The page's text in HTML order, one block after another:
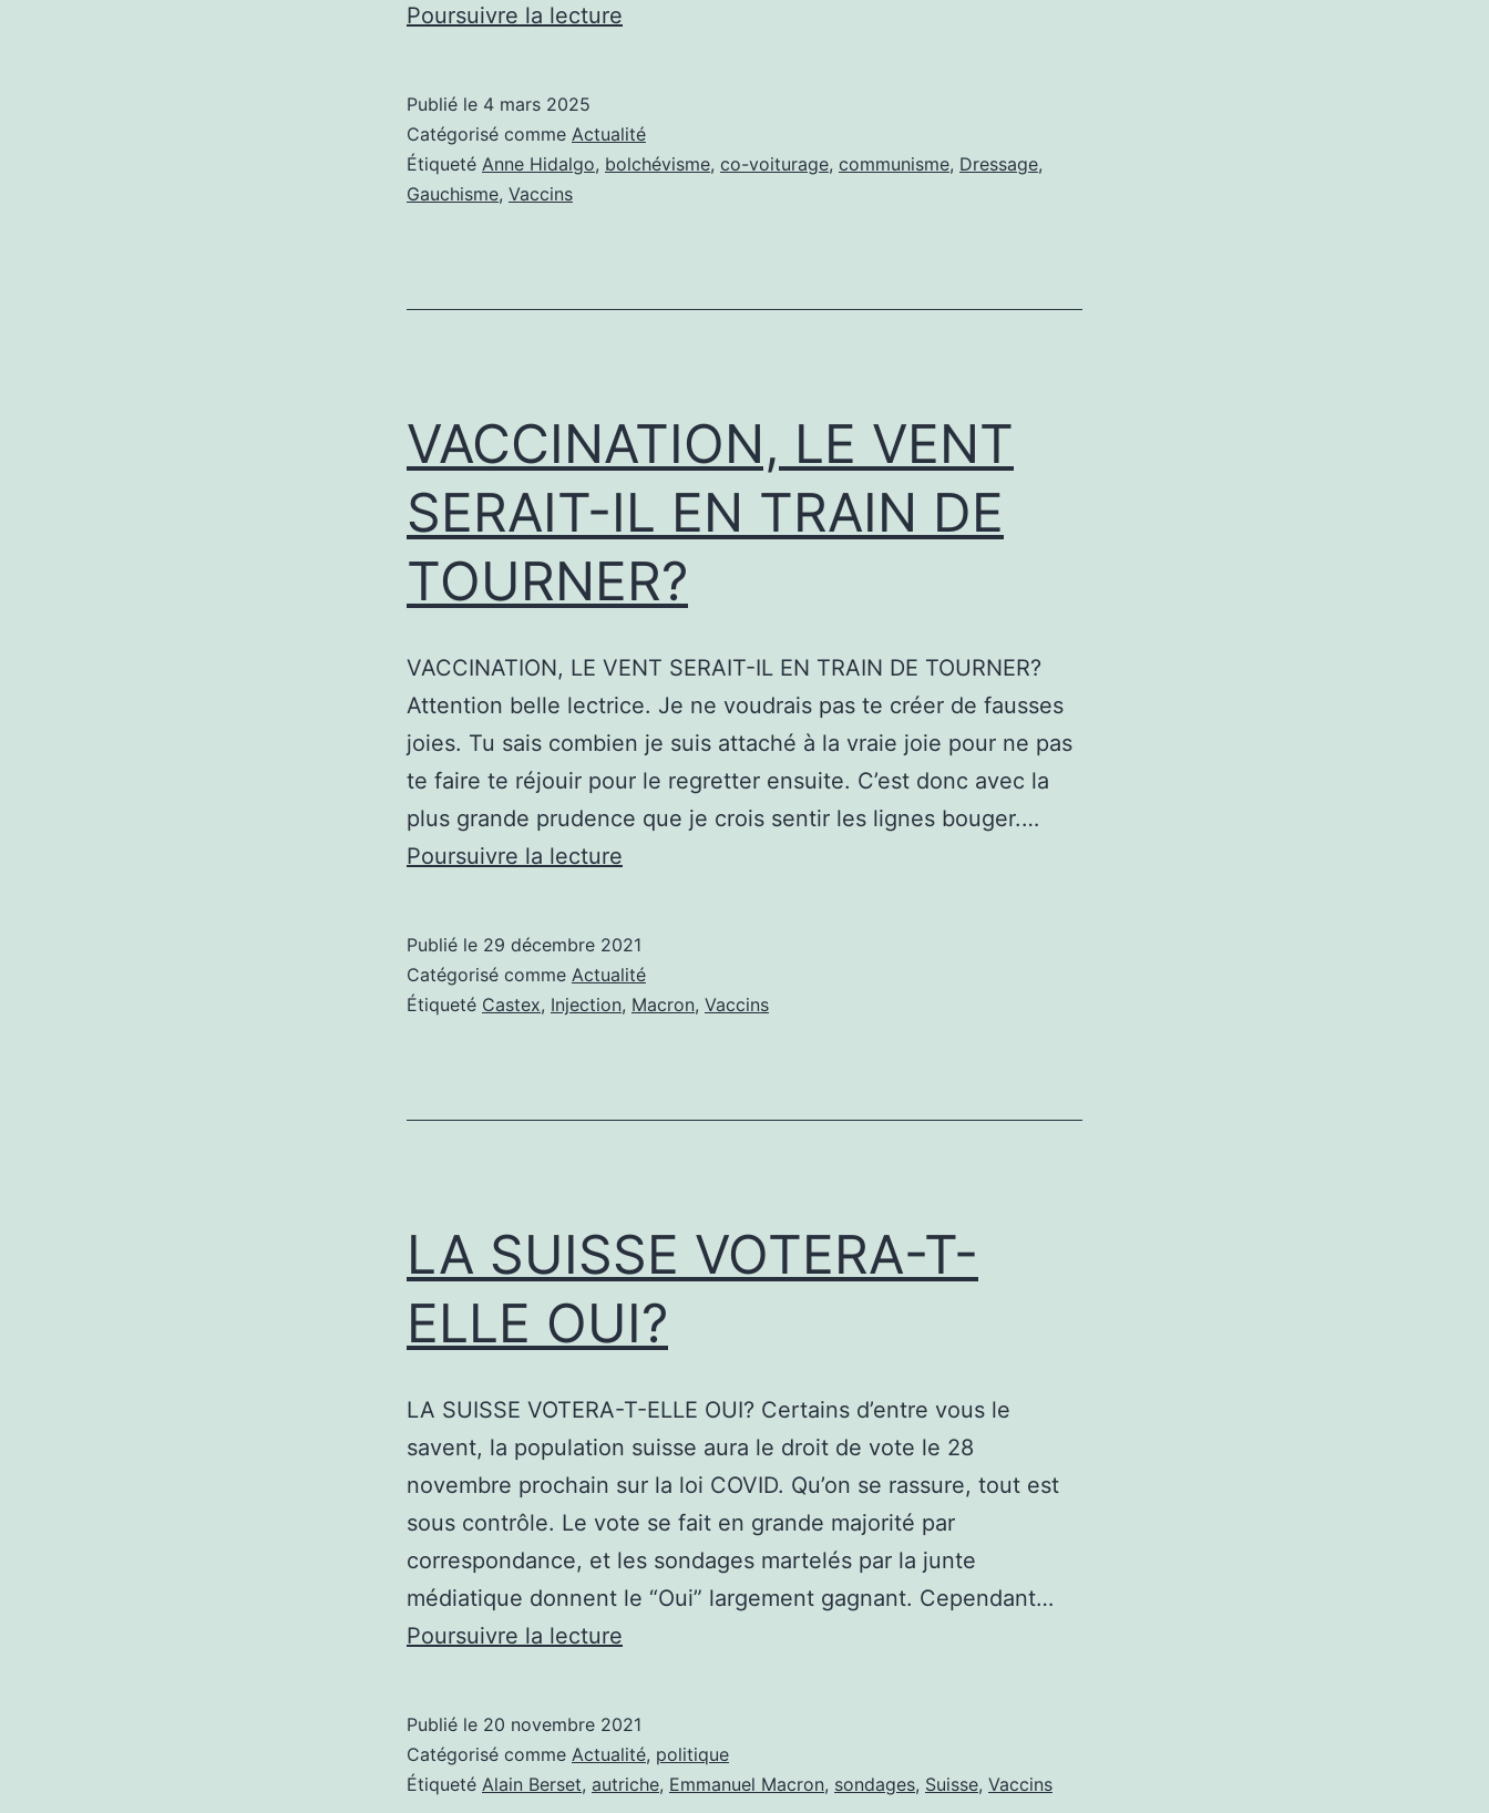
Poursuivre la lecture
INTÉGRISTE,
L’ÉTAT
Publié le 4 mars 2025
Catégorisé comme Actualité
Étiqueté Anne Hidalgo, bolchévisme, co-voiturage, communisme, Dressage,
Gauchisme, Vaccins
VACCINATION, LE VENT
SERAIT-IL EN TRAIN DE
TOURNER?
VACCINATION, LE VENT SERAIT-IL EN TRAIN DE TOURNER?
Attention belle lectrice. Je ne voudrais pas te créer de fausses
joies. Tu sais combien je suis attaché à la vraie joie pour ne pas
te faire te réjouir pour le regretter ensuite. C’est donc avec la
plus grande prudence que je crois sentir les lignes bouger.…
Poursuivre la lecture
SERAIT-
IL
DE
Publié le 29 décembre 2021
Catégorisé comme Actualité
Étiqueté Castex, Injection, Macron, Vaccins
LA SUISSE VOTERA-T-
ELLE OUI?
LA SUISSE VOTERA-T-ELLE OUI? Certains d’entre vous le
savent, la population suisse aura le droit de vote le 28
novembre prochain sur la loi COVID. Qu’on se rassure, tout est
sous contrôle. Le vote se fait en grande majorité par
correspondance, et les sondages martelés par la junte
médiatique donnent le “Oui” largement gagnant. Cependant…
Poursuivre la lecture
T-
ELLE
Publié le 20 novembre 2021
Catégorisé comme Actualité, politique
Étiqueté Alain Berset, autriche, Emmanuel Macron, sondages, Suisse, Vaccins